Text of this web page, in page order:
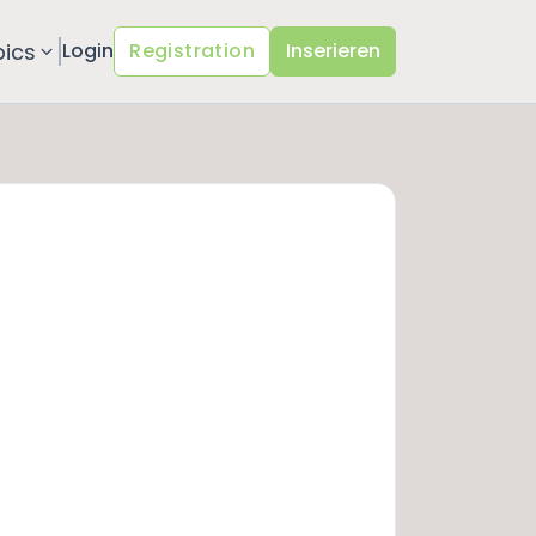
Login Registration Inserieren